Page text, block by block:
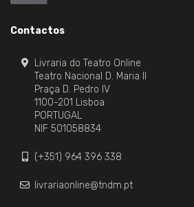
Contactos
Livraria do Teatro Online
Teatro Nacional D. Maria II
Praça D. Pedro IV
1100-201 Lisboa
PORTUGAL
NIF 501058834
(+351) 964 396 338
livrariaonline@tndm.pt